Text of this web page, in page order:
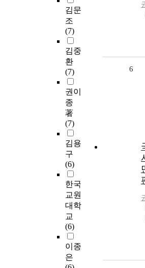
김문
조
(7)
김중
환
(7)
권이
종
著
(7)
김용
구
(6)
한국
교원
대학
교
(6)
이종
은
6